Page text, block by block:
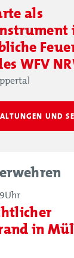
als
WFV
UND
in